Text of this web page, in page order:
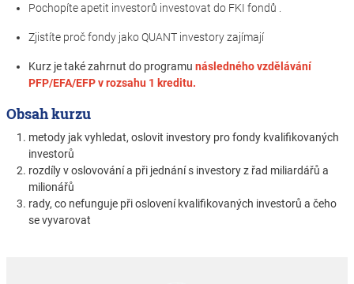
Pochopíte apetit investorů investovat do FKI fondů .
Zjistíte proč fondy jako QUANT investory zajímají
Kurz je také zahrnut do programu následného vzdělávání
PFP/EFA/EFP v rozsahu 1 kreditu.
Obsah kurzu
metody jak vyhledat, oslovit investory pro fondy kvalifikovaných
investorů
rozdíly v oslovování a při jednání s investory z řad miliardářů a
milionářů
rady, co nefunguje při oslovení kvalifikovaných investorů a čeho
se vyvarovat